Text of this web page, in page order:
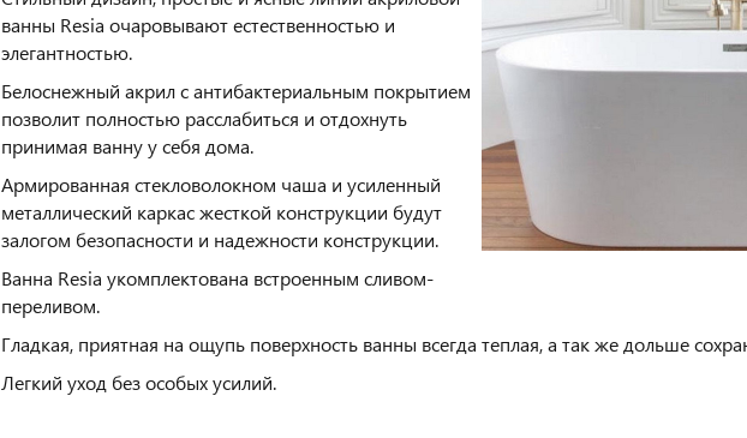
ванны Resia очаровывают естественностью и
элегантностью.
Белоснежный акрил с антибактериальным покрытием
позволит полностью расслабиться и отдохнуть
принимая ванну у себя дома.
Армированная стекловолокном чаша и усиленный
металлический каркас жесткой конструкции будут
залогом безопасности и надежности конструкции.
Ванна Resia укомплектована встроенным сливом-
переливом.
Гладкая, приятная на ощупь поверхность ванны всегда теплая, а так же дольше
Легкий уход без особых усилий.